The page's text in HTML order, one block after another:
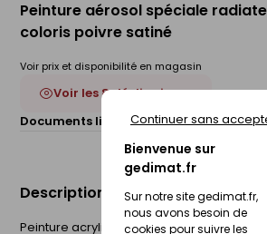
Bienvenue sur
gedimat.fr
Sur notre site gedimat.fr,
nous avons besoin de
cookies pour suivre les
Continuer sans
Peinture aérosol spéciale
coloris poivre satiné
Voir prix et disponibilité en magasin
Voir les 8 déclinaisons
Documents liés :
Fiche de sécurité (FdS)
Description du produit
Peinture acrylique spéciale radiateur